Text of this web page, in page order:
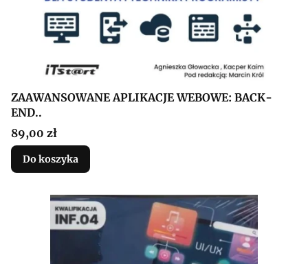
ZAAWANSOWANE APLIKACJE WEBOWE: BACK-
END..
Cena
89,00 zł
Do koszyka